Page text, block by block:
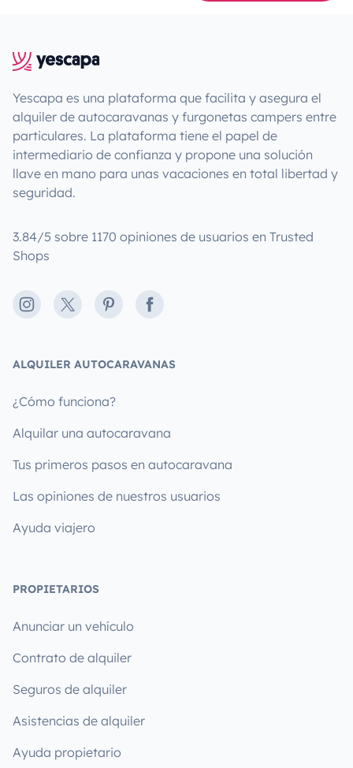
Yescapa es una plataforma que facilita y asegura el
alquiler de autocaravanas y furgonetas campers entre
particulares. La plataforma tiene el papel de
intermediario de confianza y propone una solución
llave en mano para unas vacaciones en total libertad y
seguridad.
3.84/5 sobre 1170 opiniones de usuarios en Trusted
Shops
Instagram
X PinterestFacebook
ALQUILER AUTOCARAVANAS
¿Cómo funciona?
Alquilar una autocaravana
Tus primeros pasos en autocaravana
Las opiniones de nuestros usuarios
Ayuda viajero
PROPIETARIOS
Anunciar un vehículo
Contrato de alquiler
Seguros de alquiler
Asistencias de alquiler
Ayuda propietario